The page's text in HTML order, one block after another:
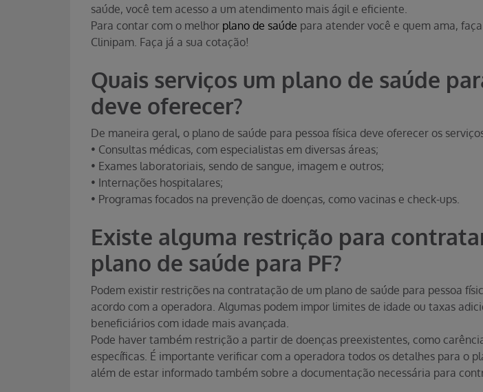
saúde, você tem acesso a um atendimento mais ágil e eficiente.
Para contar com o melhor plano de saúde para atender você e quem ama,
Clinipam. Faça já a sua cotação!
Quais serviços um plano de saúde
deve oferecer?
De maneira geral, o plano de saúde para pessoa física deve oferecer os
• Consultas médicas, com especialistas em diversas áreas;
• Exames laboratoriais, sendo de sangue, imagem e outros;
• Internações hospitalares;
• Programas focados na prevenção de doenças, como vacinas e check-ups.
Existe alguma restrição para
plano de saúde para PF?
Podem existir restrições na contratação de um plano de saúde para pessoa
acordo com a operadora. Algumas podem impor limites de idade ou taxas
beneficiários com idade mais avançada.
Pode haver também restrição a partir de doenças preexistentes, como
específicas. É importante verificar com a operadora todos os detalhes para o
além de estar informado também sobre a documentação necessária para